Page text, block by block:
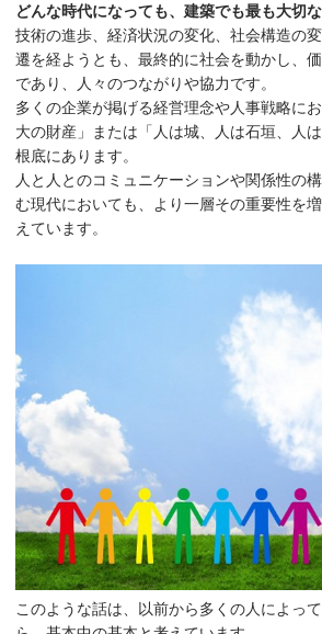
どんな時代になっても、建築でも最も大切
技術の進歩、経済状況の変化、社会構造の
遷を経ようとも、最終的に社会を動かし、
であり、人々のつながりや協力です。
多くの企業が掲げる経営理念や人事戦略に
大の財産」または「人は城、人は石垣、人
根底にあります。
人と人とのコミュニケーションや関係性の
む現代においても、より一層その重要性を
えています。
このような話は、以前から多くの人によっ